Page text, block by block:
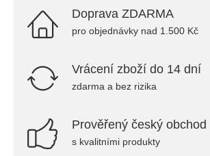
Doprava ZDARMA
pro objednávky nad 1.500 Kč
Vrácení zboží do 14 dní
zdarma a bez rizika
Prověřený český obchod
s kvalitními produkty